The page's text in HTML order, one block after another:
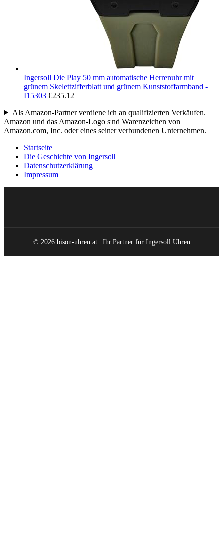
Ingersoll Die Play 50 mm automatische Herrenuhr mit
grünem Skelettzifferblatt und grünem Kunststoffarmband -
I15303 €235.12
Als Amazon-Partner verdiene ich an qualifizierten Verkäufen.
Amazon und das Amazon-Logo sind Warenzeichen von
Amazon.com, Inc. oder eines seiner verbundenen Unternehmen.
Startseite
Die Geschichte von Ingersoll
Datenschutzerklärung
Impressum
© 2026 bison-uhren.at | Ihr Partner für Ingersoll Uhren